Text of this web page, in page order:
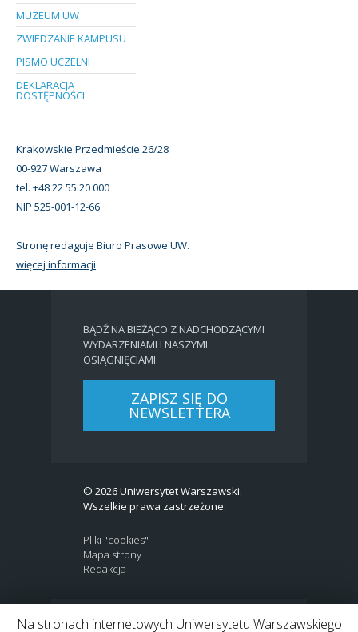
MUZEUM UW
ZWIEDZANIE KAMPUSU
PISMO UCZELNI
DEKLARACJA
DOSTĘPNOŚCI
Krakowskie Przedmieście 26/28
00-927 Warszawa
tel. +48 22 55 20 000
NIP 525-001-12-66
Stronę redaguje Biuro Prasowe UW.
więcej informacji
BĄDŹ NA BIEŻĄCO Z NADCHODZĄCYMI
WYDARZENIAMI I NASZYMI
OSIĄGNIĘCIAMI:
ZAPISZ SIĘ DO
NEWSLETTERA
© 2026 Uniwersytet Warszawski.
Wszelkie prawa zastrzeżone.
Pliki "cookies"
Mapa strony
Redakcja
Na stronach internetowych Uniwersytetu Warszawskiego